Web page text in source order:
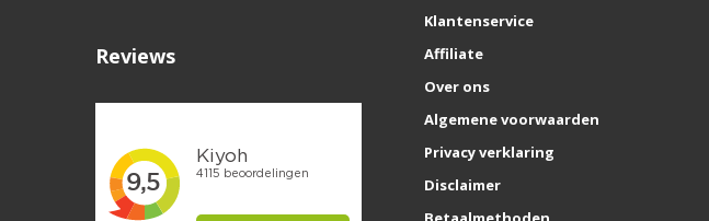
Reviews
Klantenservice
Affiliate
Over ons
Algemene voorwaarden
Privacy verklaring
Disclaimer